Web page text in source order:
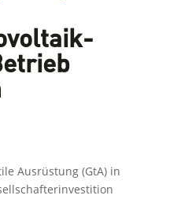
Ausrüstung (GtA) in